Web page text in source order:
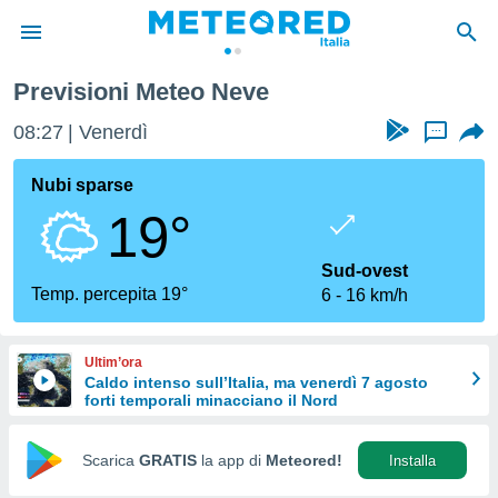
di
per
le
di
Web
Previsioni Meteo Neve
08:27 Venerdì ...
Nubi sparse
19°
Temp. percepita 19°
Sud-ovest
6
16 km/h
Ultim’ora
Caldo intenso sull’Italia, ma venerdì 7 agosto
forti temporali minacciano il Nord
Scarica GRATIS la app di Meteored! Installa